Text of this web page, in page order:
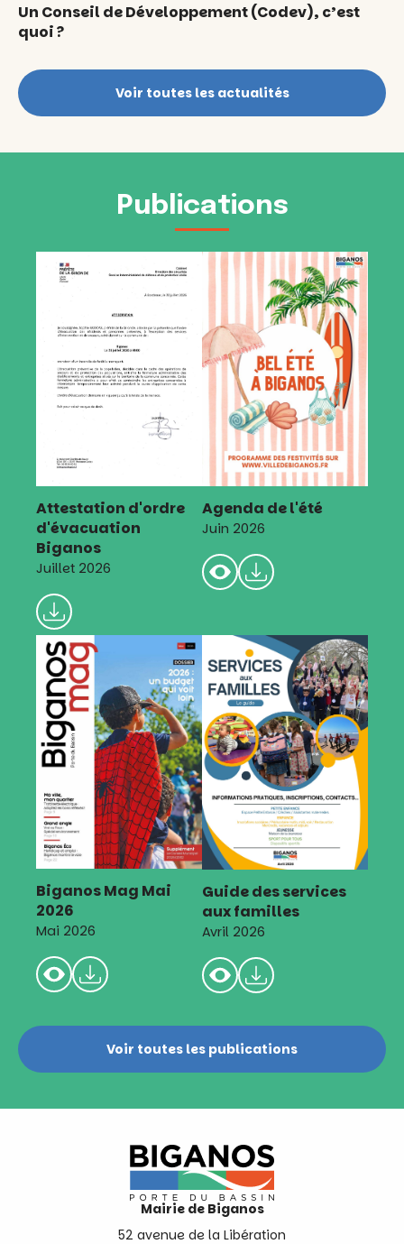
Un Conseil de Développement (Codev), c’est
quoi ?
Voir toutes les actualités
Publications
Attestation d'ordre
d'évacuation
Biganos
Juillet 2026
Agenda de l'été
Juin 2026
Biganos Mag Mai
2026
Mai 2026
Guide des services
aux familles
Avril 2026
Voir toutes les publications
Mairie de Biganos
52 avenue de la Libération